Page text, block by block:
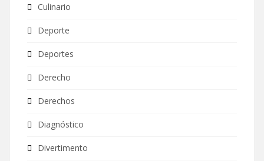
Culinario
Deporte
Deportes
Derecho
Derechos
Diagnóstico
Divertimento